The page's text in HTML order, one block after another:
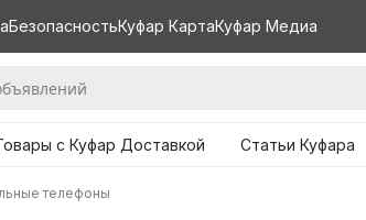
БезопасностьКуфар КартаКуфар Медиа
с Куфар Доставкой Статьи Куфара
телефоны